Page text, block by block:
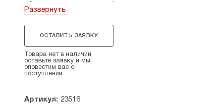
поведения в Сети и, наконец, определить, чего
в интернете же в интернете
хорошего или плохого? Об этом и многом
другом можно прочитать в данном сборнике,
в который вошли стихи, рассказы, притчи
и сказкидля детей
школьного возраста.
Советом Белорусской Православной Церкви.
Развернуть
ОСТАВИТЬ ЗАЯВКУ
Товара нет в наличии,
оставьте заявку и мы
оповестим вас о
поступлении
Артикул: 23516